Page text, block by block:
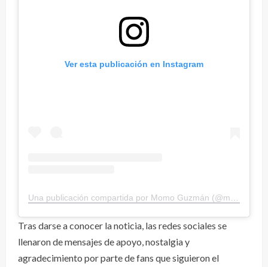
Ver esta publicación en Instagram
Tras darse a conocer la noticia, las redes sociales se
llenaron de mensajes de apoyo, nostalgia y
agradecimiento por parte de fans que siguieron el